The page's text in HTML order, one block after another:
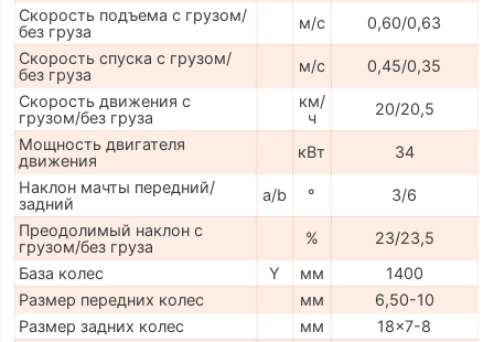
Скорость подъема с грузом/
без груза
м/с
0,60/0,63
Скорость спуска с грузом/
без груза
м/с
0,45/0,35
Скорость движения с
грузом/без груза
км/
ч
20/20,5
Мощность двигателя
движения
кВт
34
Наклон мачты передний/
задний
a/b °
3/6
Преодолимый наклон с
грузом/без груза
%
23/23,5
База колес
Y мм
1400
Размер передних колес
мм
6,50-10
Размер задних колес
мм
18x7-8